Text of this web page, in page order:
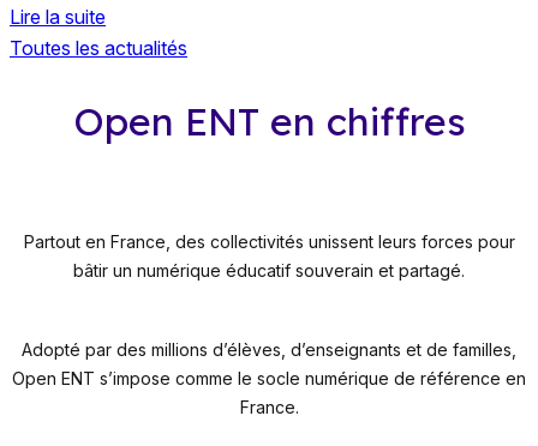
Lire la suite
Toutes les actualités
Open ENT en chiffres
Partout en France, des collectivités unissent leurs forces pour
bâtir un numérique éducatif souverain et partagé.
Adopté par des millions d’élèves, d’enseignants et de familles,
Open ENT s’impose comme le socle numérique de référence en
France.